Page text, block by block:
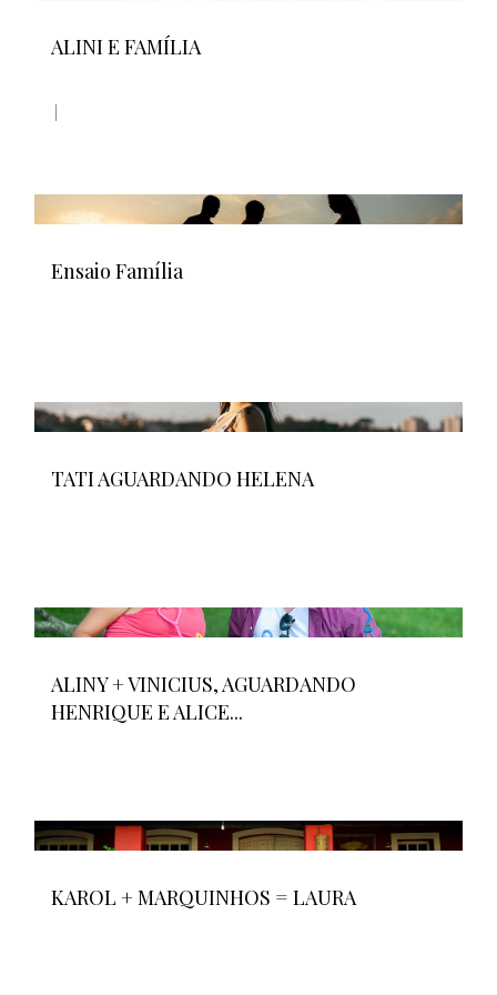
ALINI E FAMÍLIA
Ensaio Família
TATI AGUARDANDO HELENA
ALINY + VINICIUS, AGUARDANDO
HENRIQUE E ALICE...
KAROL + MARQUINHOS = LAURA